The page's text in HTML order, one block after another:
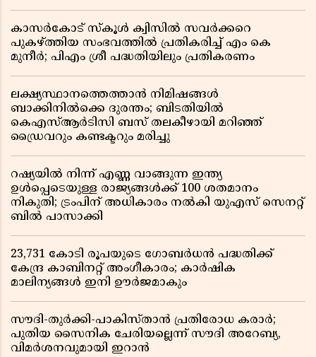
കാസർകോട് സ്കൂൾ ക്വിസിൽ സവർക്കറെ
പുകഴ്ത്തിയ സംഭവത്തിൽ പ്രതികരിച്ച് എം കെ
മുനീർ; പിഎം ശ്രീ പദ്ധതിയിലും പ്രതികരണം
ലക്ഷ്യസ്ഥാനത്തെത്താൻ നിമിഷങ്ങൾ
ബാക്കിനിൽക്കെ ദുരന്തം; ബിടതിയിൽ
കെഎസ്ആർടിസി ബസ് തലകീഴായി മറിഞ്ഞ്
ഡ്രൈവറും കണ്ടക്ടറും മരിച്ചു
റഷ്യയിൽ നിന്ന് എണ്ണ വാങ്ങുന്ന ഇന്ത്യ
ഉൾപ്പെടെയുള്ള രാജ്യങ്ങൾക്ക് 100 ശതമാനം
നികുതി; ട്രംപിന് അധികാരം നൽകി യുഎസ് സെനറ്റ്
ബിൽ പാസാക്കി
23,731 കോടി രൂപയുടെ ഗോബർധൻ പദ്ധതിക്ക്
കേന്ദ്ര കാബിനറ്റ് അംഗീകാരം; കാർഷിക
മാലിന്യങ്ങൾ ഇനി ഊർജമാകും
സൗദി-തുർക്കി-പാകിസ്താൻ പ്രതിരോധ കരാർ;
പുതിയ സൈനിക ചേരിയല്ലെന്ന് സൗദി അറേബ്യ,
വിമർശനവുമായി ഇറാൻ